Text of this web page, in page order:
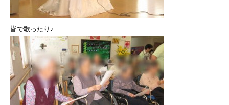
皆で歌ったり♪